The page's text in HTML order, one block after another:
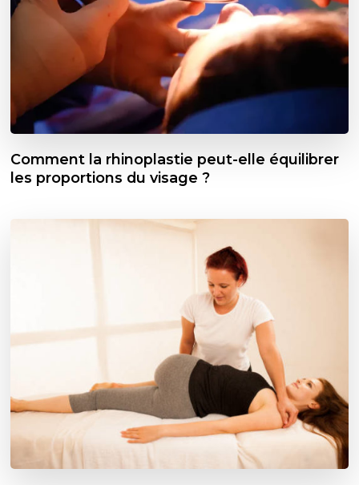
Comment la rhinoplastie peut-elle équilibrer
les proportions du visage ?